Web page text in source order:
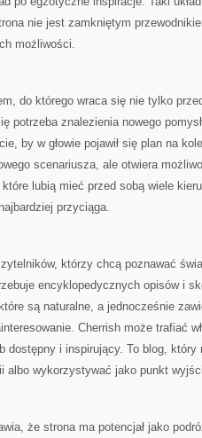
nie jest zamkniętym
możliwości.
do którego wraca się nie tylko
potrzeba znalezienia nowego
by w głowie pojawił się plan na
scenariusza, ale otwiera
które lubią mieć przed sobą wiele
przyciąga.
którzy chcą poznawać
encyklopedycznych opisów i
są naturalne, a jednocześnie
Cherrish może trafiać
dostępny i inspirujący. To blog,
albo wykorzystywać jako punkt
że strona ma potencjał jako